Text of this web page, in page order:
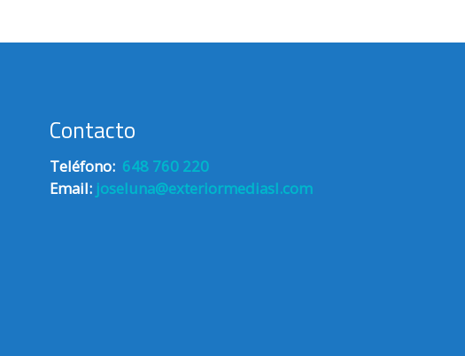
Contacto
Teléfono: 648 760 220
Email: joseluna@exteriormediasl.com